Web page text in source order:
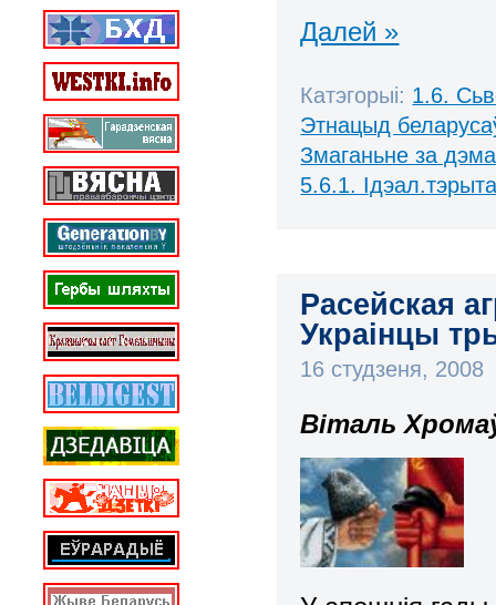
Далей »
Катэгорыі: 1.6.
Этнацыд
Змаганьне за
5.6.1.
Расейская
Украінцы
16 студзеня, 2008
Віталь